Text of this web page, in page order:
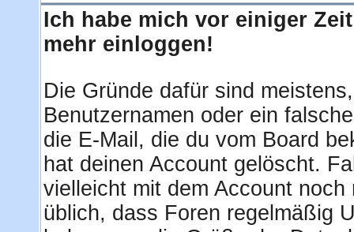
Ich habe mich vor einiger
mehr einloggen!
Die Gründe dafür sind
Benutzernamen oder ein
die E-Mail, die du vom Board
hat deinen Account gelöscht.
vielleicht mit dem Account
üblich, dass Foren regelmäßig